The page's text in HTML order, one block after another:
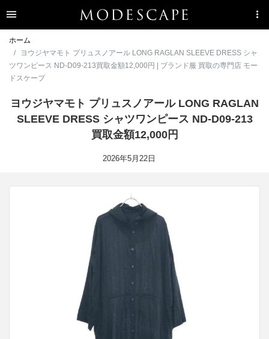
ホーム
ヨウジヤマモト プリュスノアール LONG RAGLAN SLEEVE DRESS シャ
ツワンピース ND-D09-213買取金額12,000円 | ブランド服 買取の専門店 モー
ドスケープ
ヨウジヤマモト プリュスノアール LONG RAGLAN
SLEEVE DRESS シャツワンピース ND-D09-213
買取金額12,000円
2026年5月22日